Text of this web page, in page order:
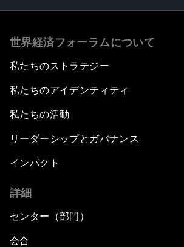
世界経済フォーラムについて
私たちのストラテジー
私たちのアイデンティティ
私たちの活動
リーダーシップとガバナンス
インパクト
詳細
センター（部門）
会合